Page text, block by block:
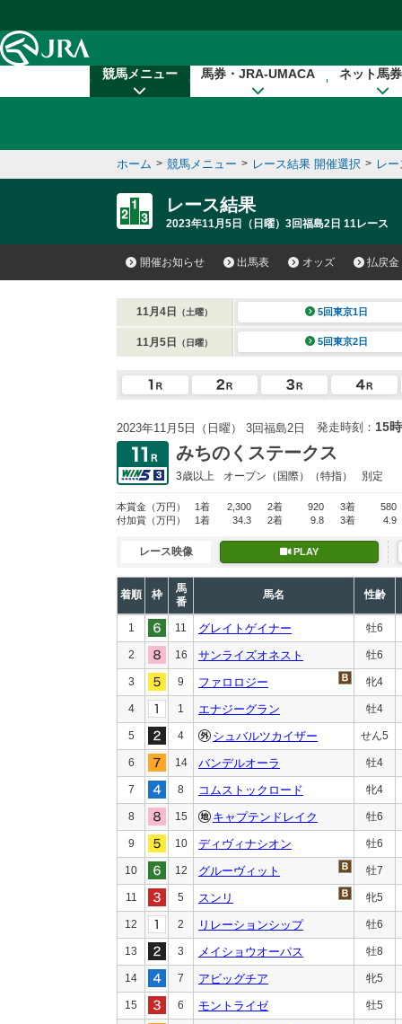
競馬メニュー 馬券・JRA-UMACA ネット馬
ホーム > 競馬メニュー > レース結果 開催選択 > レ
レース結果
2023年11月5日（日曜）3回福島2日 11レース
開催お知らせ 出馬表 オッズ 払戻金
11月4日 （土曜） 5回東京1日
11月5日 （日曜） 5回東京2日
2023年11月5日（日曜） 3回福島2日 発走時刻： 15
みちのくステークス
3歳以上 オープン （国際）（特指） 別定
本賞金 （万円） 1着 2,300 2着 920 3着
580
付加賞 （万円） 1着 34.3 2着 9.8 3着 4.9
レース映像 PLAY
着順 枠
馬
番
馬名 性齢
1 11 グレイトゲイナー 牡6
2 16 サンライズオネスト 牡6
3 9 ファロロジー 牝4
4 1 エナジーグラン 牡4
5 4 シュバルツカイザー せん5
6 14 バンデルオーラ 牡4
7 8 コムストックロード 牝4
8 15 キャプテンドレイク 牡6
9 10 ディヴィナシオン 牡6
10 12 グルーヴィット 牡7
11 5 スンリ 牝5
12 2 リレーションシップ 牡6
13 3 メイショウオーパス 牡8
14 7 アビッグチア 牝5
15 6 モントライゼ 牡5